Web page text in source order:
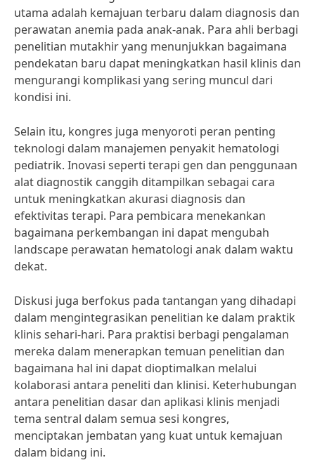
utama adalah kemajuan terbaru dalam diagnosis dan
perawatan anemia pada anak-anak. Para ahli berbagi
penelitian mutakhir yang menunjukkan bagaimana
pendekatan baru dapat meningkatkan hasil klinis dan
mengurangi komplikasi yang sering muncul dari
kondisi ini.
Selain itu, kongres juga menyoroti peran penting
teknologi dalam manajemen penyakit hematologi
pediatrik. Inovasi seperti terapi gen dan penggunaan
alat diagnostik canggih ditampilkan sebagai cara
untuk meningkatkan akurasi diagnosis dan
efektivitas terapi. Para pembicara menekankan
bagaimana perkembangan ini dapat mengubah
landscape perawatan hematologi anak dalam waktu
dekat.
Diskusi juga berfokus pada tantangan yang dihadapi
dalam mengintegrasikan penelitian ke dalam praktik
klinis sehari-hari. Para praktisi berbagi pengalaman
mereka dalam menerapkan temuan penelitian dan
bagaimana hal ini dapat dioptimalkan melalui
kolaborasi antara peneliti dan klinisi. Keterhubungan
antara penelitian dasar dan aplikasi klinis menjadi
tema sentral dalam semua sesi kongres,
menciptakan jembatan yang kuat untuk kemajuan
dalam bidang ini.